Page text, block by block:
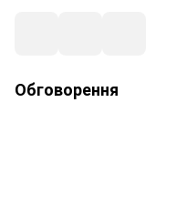
Обговорення